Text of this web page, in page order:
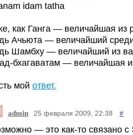
idam tatha
как Ганга — величайшая из
Ачьюта — величайший
Шамбху — величайший из
бхагаватам — величайшая
мой ответ.
admin 25 февраля 2009, 22:38 #
— это как-то связано с